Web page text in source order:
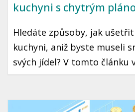
kuchyni s chytrým
Hledáte způsoby, jak
kuchyni, aniž byste museli
svých jídel? V tomto článku
praktické tipy, jak s
pokrmy. Zaměříme se na